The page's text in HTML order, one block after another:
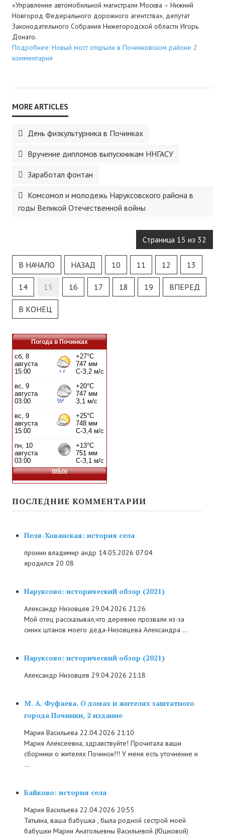
«Управление автомобильной магистрали Москва – Нижний
Новгород Федерального дорожного агентства», депутат
Законодательного Собрания Нижегородской области Игорь
Донато.
Подробнее: Новый мост открыли в Починковском районе 2
комментария
День физкультурника в Починках
Вручение дипломов выпускникам ННГАСУ
Заработал фонтан
Комсомол и молодежь Наруксовского района в
годы Великой Отечественной войны
Страница 15 из 32
В НАЧАЛО НАЗАД 10 11 12 13
14 15 16 17 18 19 ВПЕРЕД
В КОНЕЦ
Погода в Починках
ПОСЛЕДНИЕ КОММЕНТАРИИ
Пеля-Хованская: история села
пронин владимир андр 14.05.2026 07:04
яродился 20 08
Наруксово: исторический обзор (2021)
Александр Низовцев 29.04.2026 21:26
Мой отец рассказывал,что деревню прозвали из-за
синих штанов моего деда-Низовцева Александра ...
Наруксово: исторический обзор (2021)
Александр Низовцев 29.04.2026 21:18
М. А. Фуфаева. О домах и жителях заштатного
города Починки, 2 издание
Мария Васильева 22.04.2026 21:10
Мария Алексеевна, здравствуйте! Прочитала ваши
сборники о жителях Починок!!! У меня есть уточнение и
...
Байково: история села
Мария Васильева 22.04.2026 20:55
Татьяна, ваша бабушка , была родной сестрой моей
бабушки Марии Анатольевны Васильевой (Юшковой)